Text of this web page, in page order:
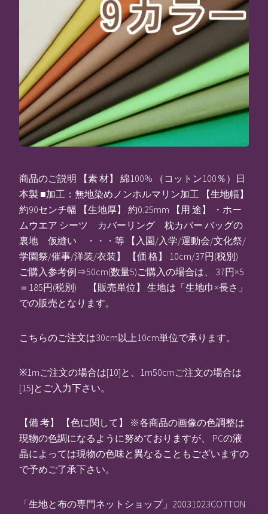
商品のご説明 【素 材】 綿100% （コットン100％）日
本製 ■加工：無地染めノンホルマリン加工 【生地幅】
約90センチ幅 【生地厚】 約0.25mm 【用 途】 ・ホー
ムウエア シーツ カバーリング 枕カバー バッグの
裏地 仮縫い ・・・等 【入園/入学/運動会/文化祭/
学園祭/催事/洋装/衣装】 【価 格】 10cm/37円(税別)
ご購入参考例⇒50cm(数量5)ご購入の場合は、 37円×5
＝185円(税別) 【販売単位】 生地は「生地巾×長さ」
での販売となります。
こちらのご注文は30cm以上10cm単位で承ります。
※1mご注文の場合は[10]と、1m50cmご注文の場合は
[15]とご入力下さい。
【備 考】 【色に関して】 ※各商品の画像の色調整は
現物の色調になるように努めておりますが、 PCの液
晶によっては現物の色味と異なることもございますの
で予めご了承下さい。
「生地と布の専門ネットショップ」20031023COTTON